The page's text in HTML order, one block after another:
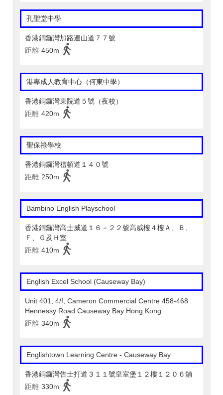
孔聖堂中學
香港銅鑼灣加路連山道７７號
距離 450m
港專成人教育中心（何東中學）
香港銅鑼灣東院道５號（夜校）
距離 420m
聖保祿學校
香港銅鑼灣禮頓道１４０號
距離 250m
Bambino English Playschool
香港銅鑼灣高士威道１６－２２號高威樓４樓Ａ、Ｂ、
Ｆ、Ｇ及Ｈ室
距離 410m
English Excel School (Causeway Bay)
Unit 401, 4/f, Cameron Commercial Centre 458-468
Hennessy Road Causeway Bay Hong Kong
距離 340m
Englishtown Learning Centre‎ - Causeway Bay
香港銅鑼灣告士打道３１１號皇室堡１２樓１２０６舖
距離 330m